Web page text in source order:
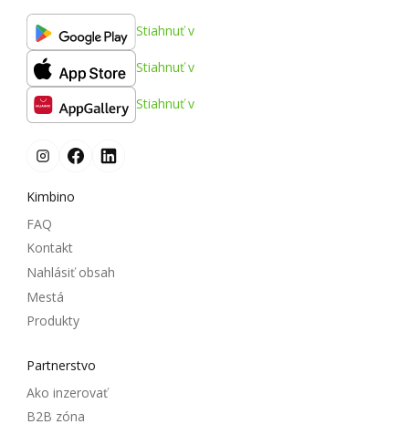
Stiahnuť v
Stiahnuť v
Stiahnuť v
Kimbino
FAQ
Kontakt
Nahlásiť obsah
Mestá
Produkty
Partnerstvo
Ako inzerovať
B2B zóna